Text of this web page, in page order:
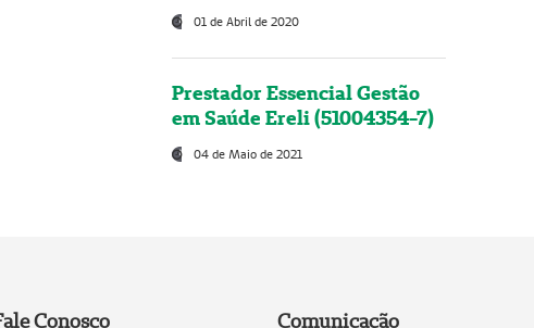
01 de Abril de 2020
Prestador Essencial Gestão
em Saúde Ereli (51004354-7)
04 de Maio de 2021
Conosco Comunicação